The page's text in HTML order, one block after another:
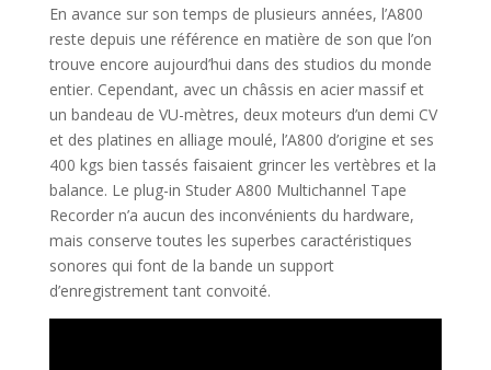
En avance sur son temps de plusieurs années, l’A800
reste depuis une référence en matière de son que l’on
trouve encore aujourd’hui dans des studios du monde
entier. Cependant, avec un châssis en acier massif et
un bandeau de VU-mètres, deux moteurs d’un demi CV
et des platines en alliage moulé, l’A800 d’origine et ses
400 kgs bien tassés faisaient grincer les vertèbres et la
balance. Le plug-in Studer A800 Multichannel Tape
Recorder n’a aucun des inconvénients du hardware,
mais conserve toutes les superbes caractéristiques
sonores qui font de la bande un support
d’enregistrement tant convoité.